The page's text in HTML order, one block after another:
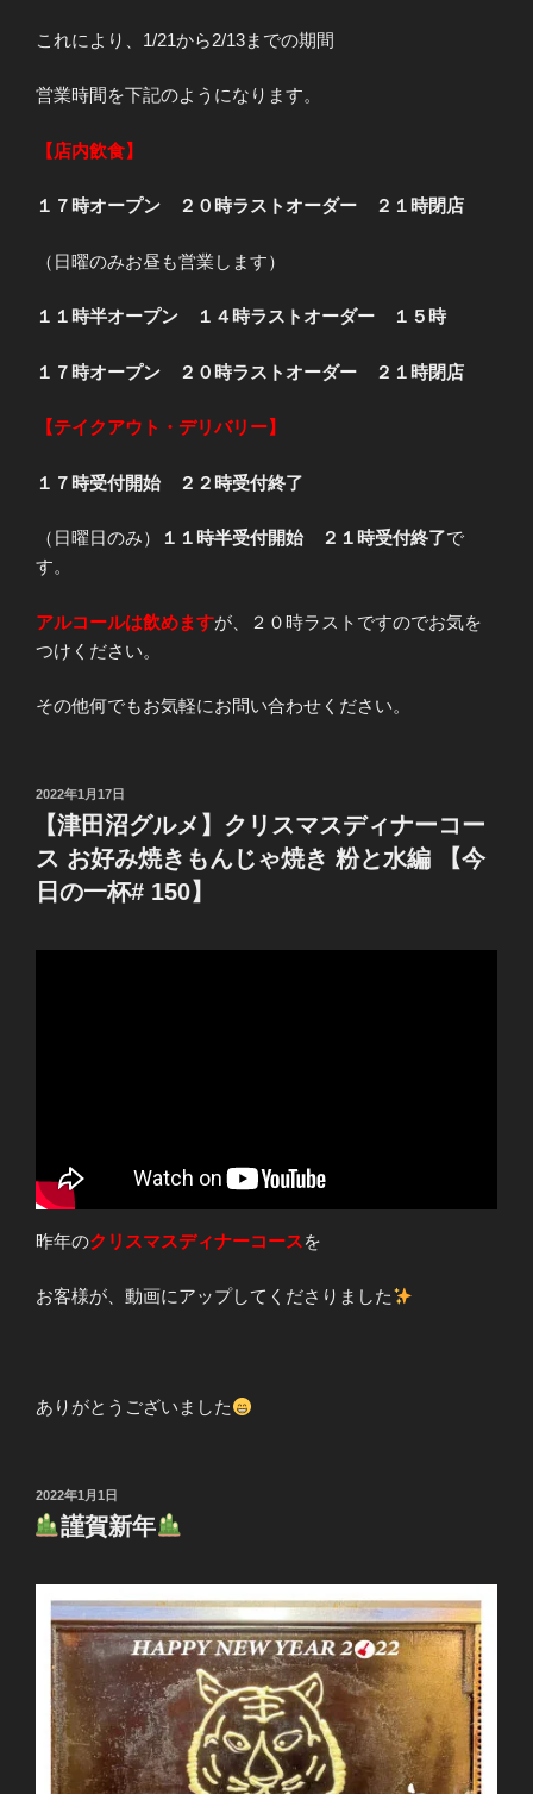
これにより、1/21から2/13までの期間
営業時間を下記のようになります。
【店内飲食】
１７時オープン ２０時ラストオーダー ２１時閉店
（日曜のみお昼も営業します）
１１時半オープン １４時ラストオーダー １５時
１７時オープン ２０時ラストオーダー ２１時閉店
【テイクアウト・デリバリー】
１７時受付開始 ２２時受付終了
（日曜日のみ） １１時半受付開始 ２１時受付終了で
す。
アルコールは飲めますが、２０時ラストですのでお気を
つけください。
その他何でもお気軽にお問い合わせください。
投
日:
2022年1月17日
【津田沼グルメ】クリスマスディナーコー
ス お好み焼きもんじゃ焼き 粉と水編 【今
日の一杯# 150】
昨年のクリスマスディナーコースを
お客様が、動画にアップしてくださりました
ありがとうございました
投
稿
日:
2022年1月1日
謹賀新年